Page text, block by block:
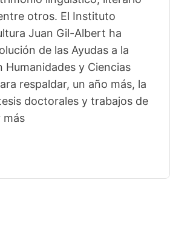
otros. El Instituto
Juan Gil-Albert ha
de las Ayudas a la
Humanidades y Ciencias
respaldar, un año más, la
doctorales y trabajos de
más